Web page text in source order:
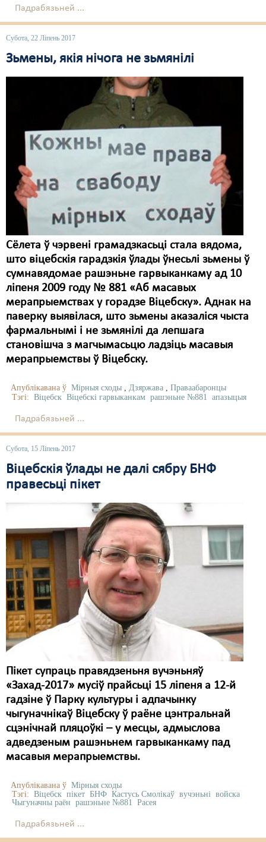
Падрабязьней ...
Субота, 22 Ліпень 2017
Зьмены, якія нічога не зьмянілі
Сёлета ў чэрвені грамадзкасьці стала вядома,
што віцебскія гарадзкія ўлады ўнесьлі зьмены ў
сумнавядомае рашэньне гарвыканкаму ад 10
ліпеня 2009 году № 881 «Аб масавых
мерапрыемствах у горадзе Віцебску». Аднак на
паверку выявілася, што зьмены аказаліся чыста
фармальнымі і не зьмянілі да лепшага
становішча з магчымасьцю ладзіць масавыя
мерапрыемствы ў Віцебску.
Апублікавана ў Мірныя сходы , Дзяржава , Праваабаронцы
Тэгі: Віцебск Віцебскі гарвыканкам рашэньне №881 апазыцыя
Падрабязьней ...
Субота, 15 Ліпень 2017
Віцебскія ўлады не далі сябру БНФ
правесьці пікет
Пікет супраць правядзеньня вучэньняў
«Захад-2017» мусіў прайсьці 15 ліпеня а 12-й
гадзіне ў Парку культуры і адпачынку
чыгуначнікаў Віцебску ў раёне цэнтральнай
сцэнічнай пляцоўкі – у месцы, адмыслова
адведзеным рашэньнем гарвыканкаму пад
масавыя мерапрыемствы.
Апублікавана ў Мірныя сходы
Тэгі: Віцебск пікет БНФ Кастусь Смолікаў вучэньні войска
Чыгуначны раён рашэньне №881 Расея
Падрабязьней ...